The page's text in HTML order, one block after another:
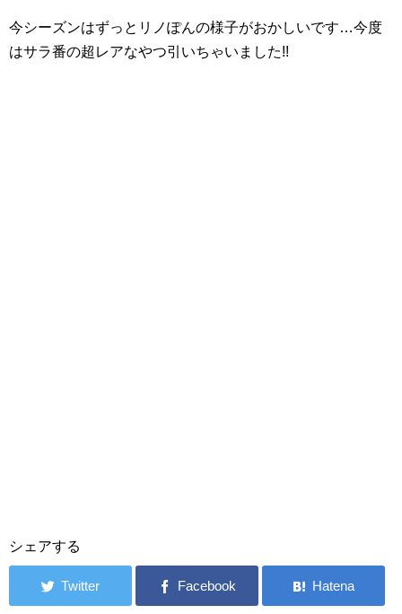
今シーズンはずっとリノぽんの様子がおかしいです…今度
はサラ番の超レアなやつ引いちゃいました!!
シェアする